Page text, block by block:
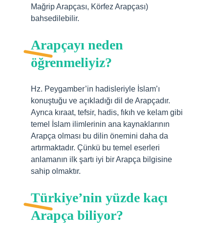
Mağrip Arapçası, Körfez Arapçası)
bahsedilebilir.
Arapçayı neden
öğrenmeliyiz?
Hz. Peygamber’in hadisleriyle İslam’ı
konuştuğu ve açıkladığı dil de Arapçadır.
Ayrıca kıraat, tefsir, hadis, fıkıh ve kelam gibi
temel İslam ilimlerinin ana kaynaklarının
Arapça olması bu dilin önemini daha da
artırmaktadır. Çünkü bu temel eserleri
anlamanın ilk şartı iyi bir Arapça bilgisine
sahip olmaktır.
Türkiye’nin yüzde kaçı
Arapça biliyor?